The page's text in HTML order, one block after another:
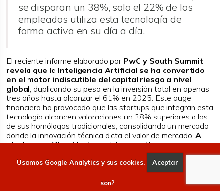
se disparan un 38%, solo el 22% de los
empleados utiliza esta tecnología de
forma activa en su día a día.
El reciente informe elaborado por PwC y South Summit
revela que la Inteligencia Artificial se ha convertido
en el motor indiscutible del capital riesgo a nivel
global , duplicando su peso en la inversión total en apenas
tres años hasta alcanzar el 61% en 2025. Este auge
financiero ha provocado que las startups que integran esta
tecnología alcancen valoraciones un 38% superiores a las
de sus homólogas tradicionales, consolidando un mercado
donde la innovación técnica dicta el valor de mercado. A
nivel geográfico, Norteamérica mantiene un
liderazgo férreo al concentrar dos tercios de la
inversión mundial, mientras que Europa intenta ganar
priorizando la soberanía tecnológica en sectores
estratégicos como la salud y la defensa.
Usamos Google Analytics y sus cookies. Aceptar
son?